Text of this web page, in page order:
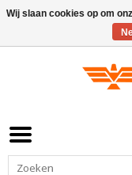
Wij slaan cookies op om